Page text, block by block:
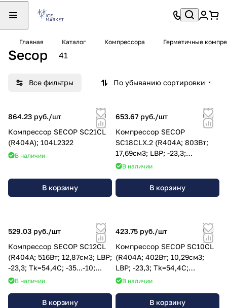
Главная Каталог Компрессора Герметичные
Secop 41
Все фильтры По убыванию сортировки
864.23 руб./шт
Компрессор SECOP SC21CL
(R404A); 104L2322
В наличии
В корзину
653.67 руб./шт
Компрессор SECOP
SC18CLX.2 (R404A; 803Вт;
17,69см3; LBP; -23,3;
Tk=54,4C; -35...-10; 220V)
В наличии
В корзину
529.03 руб./шт
Компрессор SECOP SC12CL
(R404A; 516Вт; 12,87см3; LBP;
-23,3; Tk=54,4C; -35...-10;
220V); 104L2623
В наличии
В корзину
423.75 руб./шт
Компрессор SECOP SC10CL
(R404A; 402Вт; 10,29см3;
LBP; -23,3; Tk=54,4C;
-35...-10; 220V); 104L2523
В наличии
В корзину